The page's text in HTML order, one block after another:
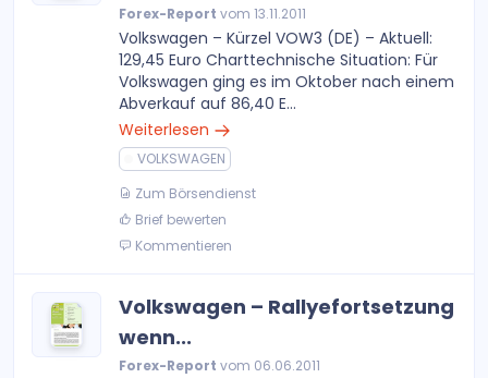
Forex-Report vom 13.11.2011
Volkswagen – Kürzel VOW3 (DE) – Aktuell:
129,45 Euro Charttechnische Situation: Für
Volkswagen ging es im Oktober nach einem
Abverkauf auf 86,40 E...
Weiterlesen
VOLKSWAGEN
Zum Börsendienst
Brief bewerten
Kommentieren
Volkswagen – Rallyefortsetzung
wenn...
Forex-Report vom 06.06.2011